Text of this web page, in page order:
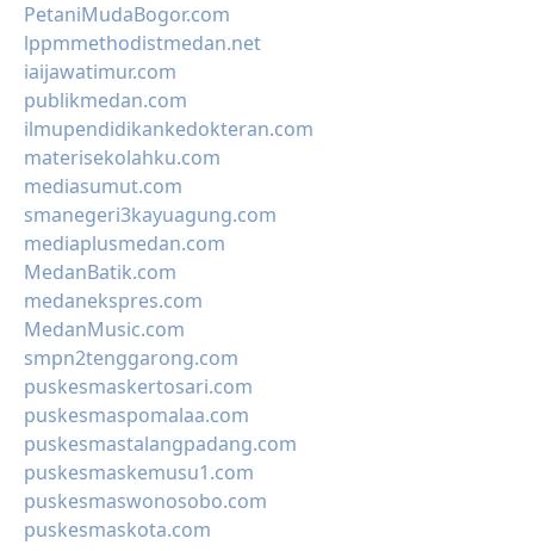
PetaniMudaBogor.com
lppmmethodistmedan.net
iaijawatimur.com
publikmedan.com
ilmupendidikankedokteran.com
materisekolahku.com
mediasumut.com
smanegeri3kayuagung.com
mediaplusmedan.com
MedanBatik.com
medanekspres.com
MedanMusic.com
smpn2tenggarong.com
puskesmaskertosari.com
puskesmaspomalaa.com
puskesmastalangpadang.com
puskesmaskemusu1.com
puskesmaswonosobo.com
puskesmaskota.com